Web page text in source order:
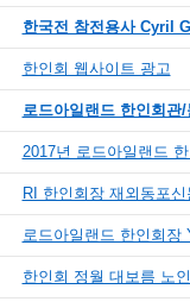
한국전 참전용사 Cyril
한인회 웹사이트 광고
로드아일랜드 한인회
2017년 로드아일랜드
RI 한인회장 재외동포
로드아일랜드 한인회장
한인회 정월 대보름 노